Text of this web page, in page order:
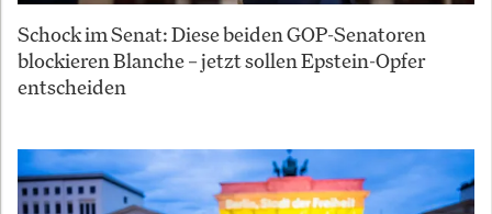
Schock im Senat: Diese beiden GOP-Senatoren
blockieren Blanche – jetzt sollen Epstein-Opfer
entscheiden